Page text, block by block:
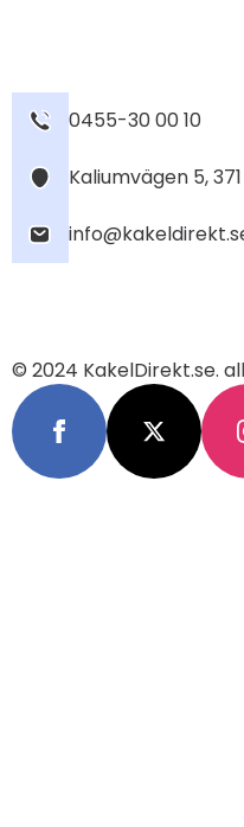
0455-30 00 10
Kaliumvägen 5,
© 2024 KakelDirekt.se.